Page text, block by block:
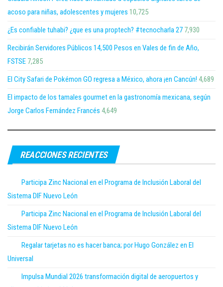
acoso para niñas, adolescentes y mujeres 10,725
¿Es confiable tuhabi? ¿que es una proptech? #tecnocharla 27 7,930
Recibirán Servidores Públicos 14,500 Pesos en Vales de fin de Año,
FSTSE 7,285
El City Safari de Pokémon GO regresa a México, ahora ¡en Cancún! 4,689
El impacto de los tamales gourmet en la gastronomía mexicana, según
Jorge Carlos Fernández Francés 4,649
REACCIONES RECIENTES
Participa Zinc Nacional en el Programa de Inclusión Laboral del
Sistema DIF Nuevo León
Participa Zinc Nacional en el Programa de Inclusión Laboral del
Sistema DIF Nuevo León
Regalar tarjetas no es hacer banca; por Hugo González en El
Universal
Impulsa Mundial 2026 transformación digital de aeropuertos y